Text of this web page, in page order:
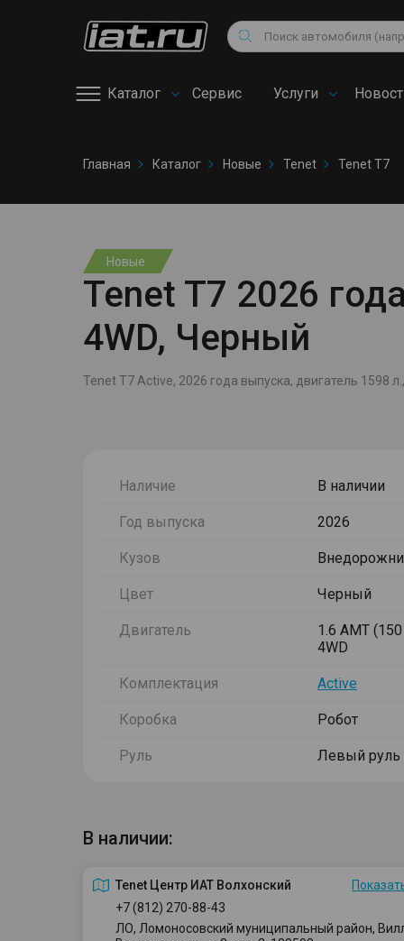
Поиск
Каталог Сервис
сервис
Услуги
Снегоходы
Квадроциклы
Главная Каталог Новые Tenet Tenet T7
Новые
Tenet T7 2026
4WD, Черный
Tenet T7 Active, 2026 года выпуска, двигатель 1598
Наличие В наличии
Год выпуска 2026
Кузов
Цвет Черный
Двигатель
1.6 AMT (150
4WD
Комплектация Active
Коробка Робот
Руль Левый руль
В наличии:
Tenet Центр ИАТ Волхонский
+7 (812) 270-88-43
ЛО, Ломоносовский муниципальный район,